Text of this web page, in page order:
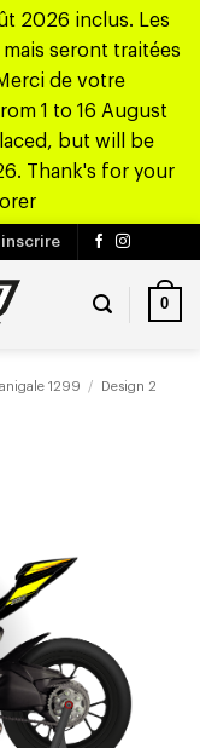
2026 inclus. Les
seront traitées
de votre
1 to 16 August
but will be
Thank's for your
0
1299 / Design 2